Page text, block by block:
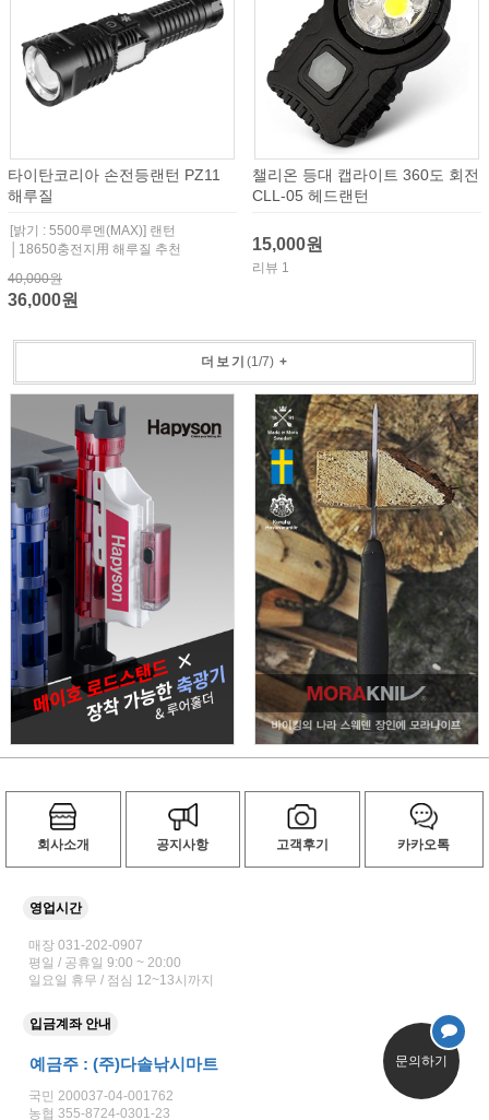
타이탄코리아 손전등랜턴 PZ11
해루질
[밝기 : 5500루멘(MAX)] 랜턴
│18650충전지用 해루질 추천
40,000원
36,000원
챌리온 등대 캡라이트 360도 회전
CLL-05 헤드랜턴
15,000원
리뷰 1
더보기 (1/7)+
회사소개 공지사항 고객후기 카카오톡
영업시간
매장 031-202-0907
평일 / 공휴일 9:00 ~ 20:00
일요일 휴무 / 점심 12~13시까지
입금계좌 안내
예금주 : (주)다솔낚시마트
국민 200037-04-001762
농협 355-8724-0301-23
문의하기